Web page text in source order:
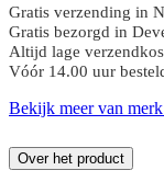
Gratis verzending in
Gratis bezorgd in
Altijd lage
Vóór 14.00 uur
Bekijk meer van
Over het product